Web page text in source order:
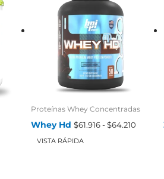
Proteínas Whey Concentradas
Whey Hd $61.916 - $64.210
VISTA RÁPIDA